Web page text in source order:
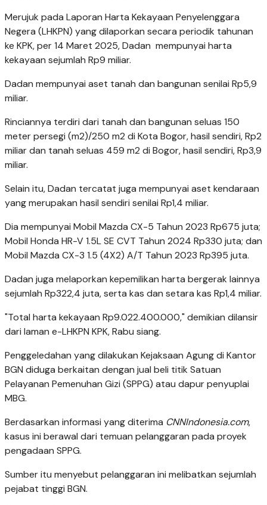
Merujuk pada Laporan Harta Kekayaan Penyelenggara
Negera (LHKPN) yang dilaporkan secara periodik tahunan
ke KPK, per 14 Maret 2025, Dadan mempunyai harta
kekayaan sejumlah Rp9 miliar.
Dadan mempunyai aset tanah dan bangunan senilai Rp5,9
miliar.
Rinciannya terdiri dari tanah dan bangunan seluas 150
meter persegi (m2)/250 m2 di Kota Bogor, hasil sendiri, Rp2
miliar dan tanah seluas 459 m2 di Bogor, hasil sendiri, Rp3,9
miliar.
Selain itu, Dadan tercatat juga mempunyai aset kendaraan
yang merupakan hasil sendiri senilai Rp1,4 miliar.
Dia mempunyai Mobil Mazda CX-5 Tahun 2023 Rp675 juta;
Mobil Honda HR-V 1.5L SE CVT Tahun 2024 Rp330 juta; dan
Mobil Mazda CX-3 1.5 (4X2) A/T Tahun 2023 Rp395 juta.
Dadan juga melaporkan kepemilikan harta bergerak lainnya
sejumlah Rp322,4 juta, serta kas dan setara kas Rp1,4 miliar.
"Total harta kekayaan Rp9.022.400.000," demikian dilansir
dari laman e-LHKPN KPK, Rabu siang.
Penggeledahan yang dilakukan Kejaksaan Agung di Kantor
BGN diduga berkaitan dengan jual beli titik Satuan
Pelayanan Pemenuhan Gizi (SPPG) atau dapur penyuplai
MBG.
Berdasarkan informasi yang diterima CNNIndonesia.com,
kasus ini berawal dari temuan pelanggaran pada proyek
pengadaan SPPG.
Sumber itu menyebut pelanggaran ini melibatkan sejumlah
pejabat tinggi BGN.